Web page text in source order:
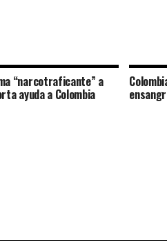
“narcotraficante” a
ayuda a Colombia